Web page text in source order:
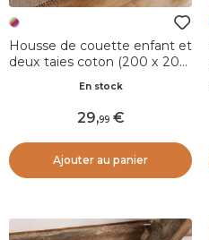
Housse de couette enfant et
deux taies coton (200 x 200
En stock
29,99
Ajouter au panier